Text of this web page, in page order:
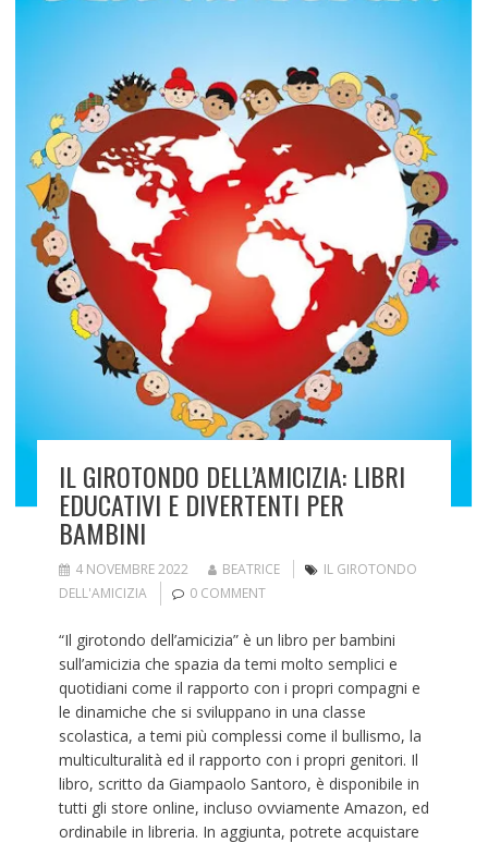
IL GIROTONDO DELL’AMICIZIA: LIBRI
EDUCATIVI E DIVERTENTI PER
BAMBINI
4 NOVEMBRE 2022 BEATRICE
IL GIROTONDO
DELL'AMICIZIA
0 COMMENT
“Il girotondo dell’amicizia” è un libro per bambini
sull’amicizia che spazia da temi molto semplici e
quotidiani come il rapporto con i propri compagni e
le dinamiche che si sviluppano in una classe
scolastica, a temi più complessi come il bullismo, la
multiculturalità ed il rapporto con i propri genitori. Il
libro, scritto da Giampaolo Santoro, è disponibile in
tutti gli store online, incluso ovviamente Amazon, ed
ordinabile in libreria. In aggiunta, potrete acquistare